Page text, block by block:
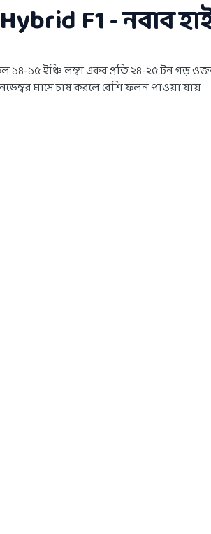
F1 - নবাব
১৪-১৫ ইঞ্চি লম্বা একর প্রতি ২৪-২৫ টন
মাসে চাষ করলে বেশি ফলন পাওয়া যায়